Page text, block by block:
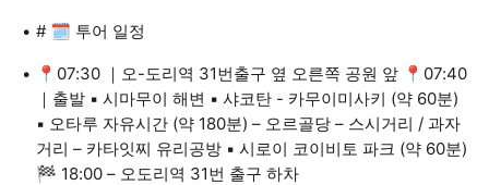
# 🗓 투어 일정
📍07:30 ｜오-도리역 31번출구 옆 오른쪽 공원 앞 📍07:40
｜출발 ▪️ 시마무이 해변 ▪️ 샤코탄 - 카무이미사키 (약 60분)
▪️ 오타루 자유시간 (약 180분) – 오르골당 – 스시거리 / 과자
거리 – 카타잇찌 유리공방 ▪️ 시로이 코이비토 파크 (약 60분)
🏁 18:00 – 오도리역 31번 출구 하차